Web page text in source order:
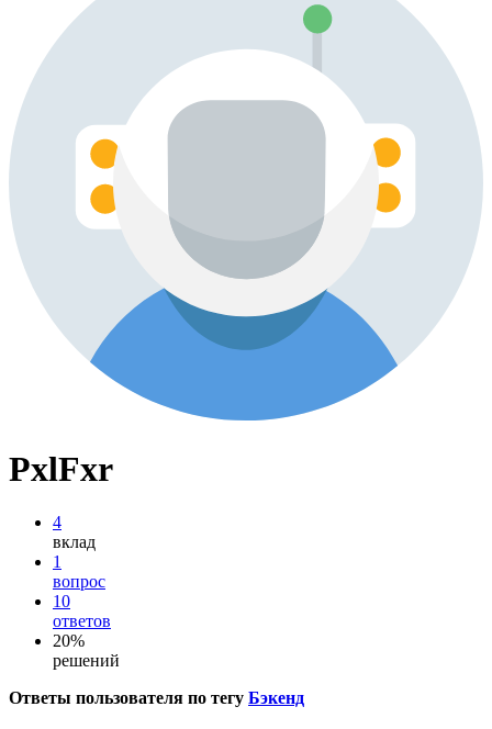
PxlFxr
4
вклад
1
вопрос
10
ответов
20%
решений
Ответы пользователя по тегу Бэкенд